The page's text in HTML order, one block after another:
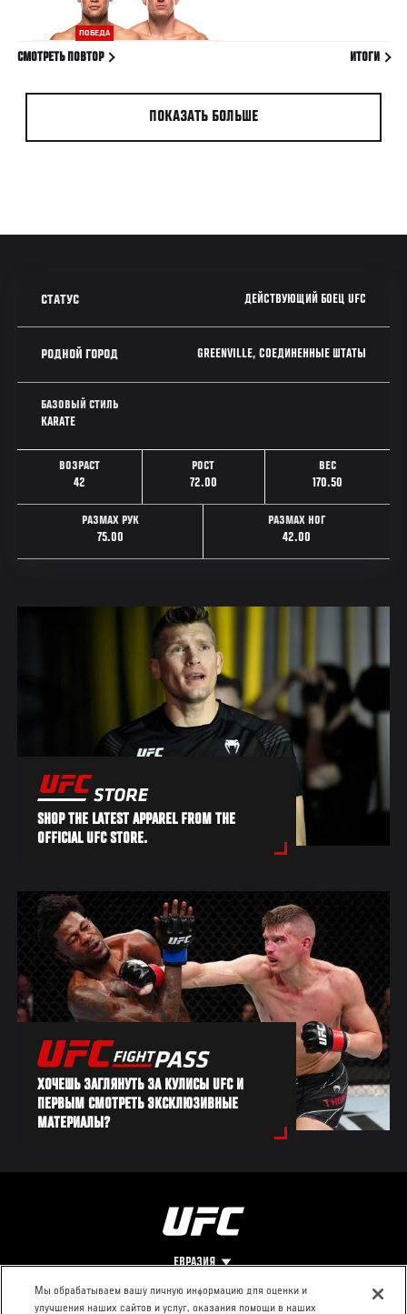
ПОБЕДА
СМОТРЕТЬ ПОВТОР ИТОГИ
ПОКАЗАТЬ БОЛЬШЕ
СТАТУС ДЕЙСТВУЮЩИЙ БОЕЦ UFC
РОДНОЙ ГОРОД GREENVILLE, СОЕДИНЕННЫЕ ШТАТЫ
БАЗОВЫЙ СТИЛЬ
KARATE
ВОЗРАСТ
42
РОСТ
72.00
ВЕС
170.50
РАЗМАХ РУК
75.00
РАЗМАХ НОГ
42.00
SHOP THE LATEST APPAREL FROM THE
OFFICIAL UFC STORE.
ХОЧЕШЬ ЗАГЛЯНУТЬ ЗА КУЛИСЫ UFC И
ПЕРВЫМ СМОТРЕТЬ ЭКСКЛЮЗИВНЫЕ
МАТЕРИАЛЫ?
ЕВРАЗИЯ
Мы обрабатываем вашу личную информацию для оценки и
улучшения наших сайтов и услуг, оказания помощи в наших